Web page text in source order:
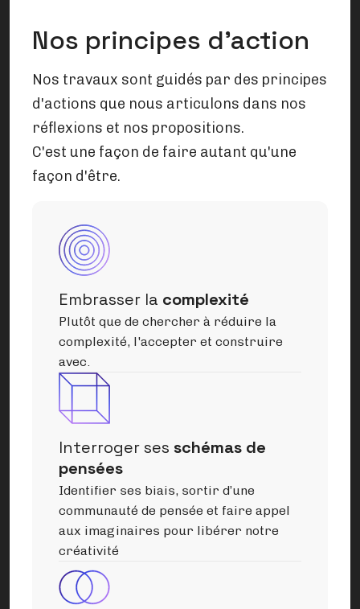
Nos principes d'action
Nos travaux sont guidés par des principes
d'actions que nous articulons dans nos
réflexions et nos propositions.
C'est une façon de faire autant qu'une
façon d'être.
Embrasser la complexité
Plutôt que de chercher à réduire la
complexité, l'accepter et construire
avec.
Interroger ses schémas de
pensées
Identifier ses biais, sortir d’une
communauté de pensée et faire appel
aux imaginaires pour libérer notre
créativité